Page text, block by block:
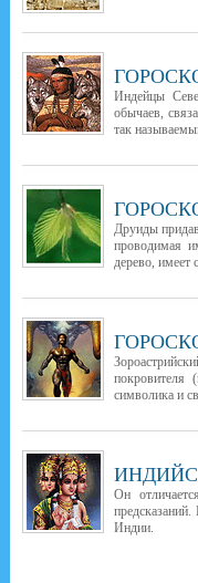
Индейцы
обычаев,
так
Друиды
проводимая
дерево, имеет
покровителя
символика и
Он
Индии.